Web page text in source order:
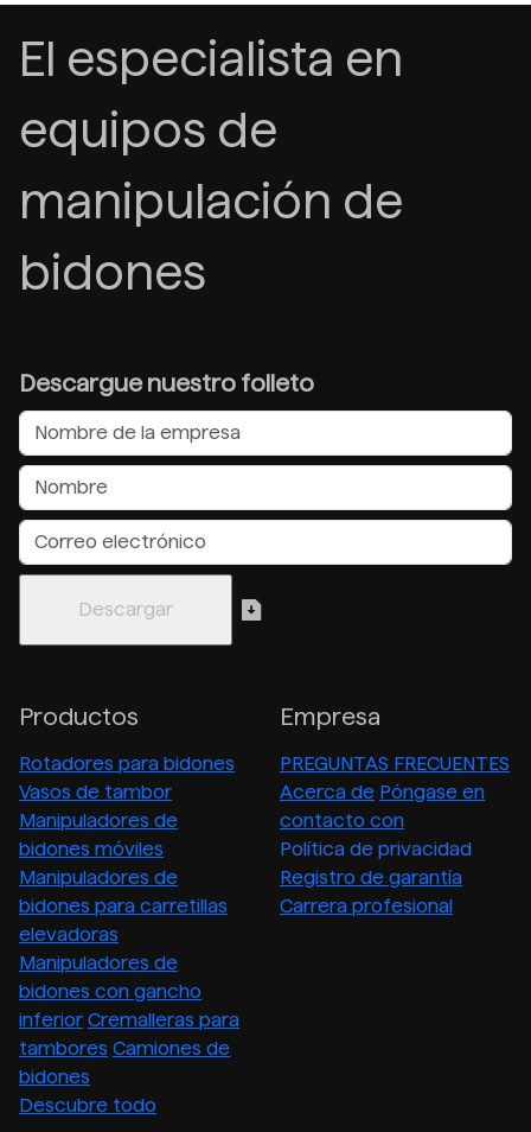
El especialista en
equipos de
manipulación de
bidones
Descargue nuestro folleto
Productos
Rotadores para bidones
Vasos de tambor
Manipuladores de
bidones móviles
Manipuladores de
bidones para carretillas
elevadoras
Manipuladores de
bidones con gancho
inferior Cremalleras para
tambores Camiones de
bidones
Descubre todo
Empresa
PREGUNTAS FRECUENTES
Acerca de Póngase en
contacto con
Política de privacidad
Registro de garantía
Carrera profesional